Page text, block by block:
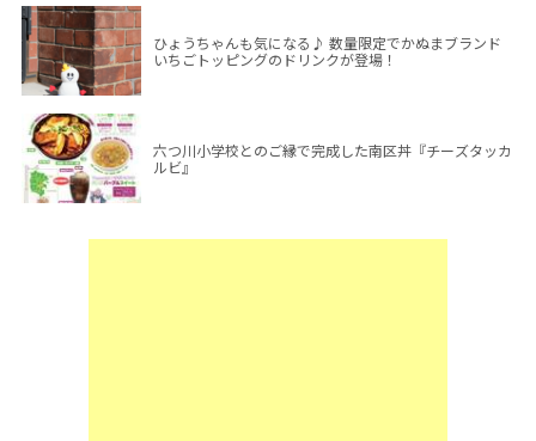
ひょうちゃんも気になる♪ 数量限定でかぬまブランド
いちごトッピングのドリンクが登場！
六つ川小学校とのご縁で完成した南区丼『チーズタッカ
ルビ』